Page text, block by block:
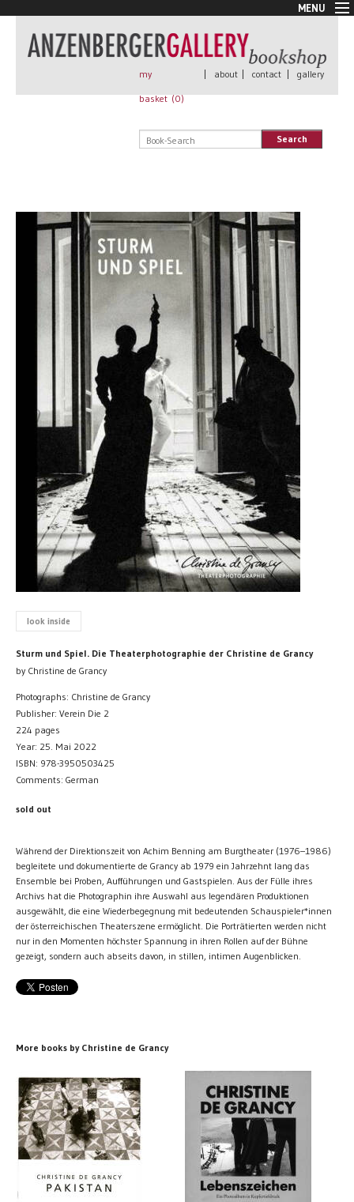
MENU
New Arrivals
Book + Print
Rare Books
All books
my
basket (0)
| about | contact | gallery
Search
look inside
Sturm und Spiel. Die Theaterphotographie der Christine de Grancy
by Christine de Grancy
Photographs: Christine de Grancy
Publisher: Verein Die 2
224 pages
Year: 25. Mai 2022
ISBN: 978-3950503425
Comments: German
sold out
Während der Direktionszeit von Achim Benning am Burgtheater (1976–1986)
begleitete und dokumentierte de Grancy ab 1979 ein Jahrzehnt lang das
Ensemble bei Proben, Aufführungen und Gastspielen. Aus der Fülle ihres
Archivs hat die Photographin ihre Auswahl aus legendären Produktionen
ausgewählt, die eine Wiederbegegnung mit bedeutenden Schauspieler*innen
der österreichischen Theaterszene ermöglicht. Die Porträtierten werden nicht
nur in den Momenten höchster Spannung in ihren Rollen auf der Bühne
gezeigt, sondern auch abseits davon, in stillen, intimen Augenblicken.
More books by Christine de Grancy